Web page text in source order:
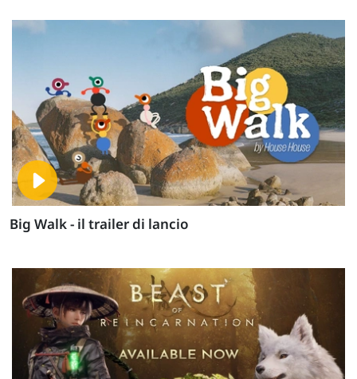
Big Walk - il trailer di lancio